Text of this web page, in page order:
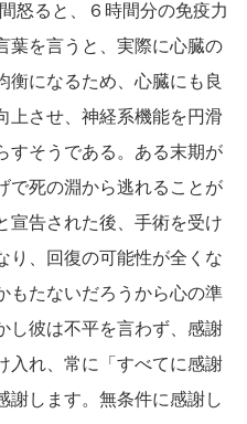
怒ると、６時間分の免疫力
葉を言うと、実際に心臓の
衡になるため、心臓にも良
上させ、神経系機能を円滑
すそうである。ある末期が
で死の淵から逃れることが
宣告された後、手術を受け
り、回復の可能性が全くな
もたないだろうから心の準
し彼は不平を言わず、感謝
入れ、常に「すべてに感謝
謝します。無条件に感謝し